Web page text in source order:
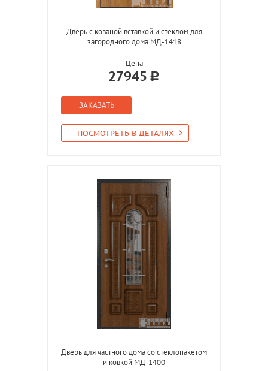
Дверь с кованой вставкой и стеклом для
загородного дома МД-1418
Цена
27945
ЗАКАЗАТЬ
ПОСМОТРЕТЬ В ДЕТАЛЯХ
Дверь для частного дома со стеклопакетом
и ковкой МД-1400